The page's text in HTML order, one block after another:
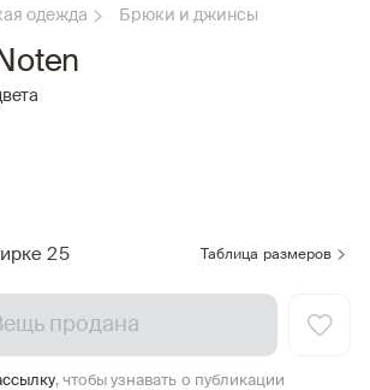
одежда Брюки и джинсы
25 Таблица размеров
продана
, чтобы узнавать о публикации